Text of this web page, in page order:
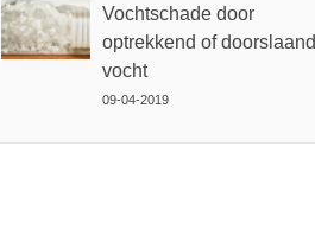
Vochtschade door
optrekkend of doorslaand
vocht
09-04-2019